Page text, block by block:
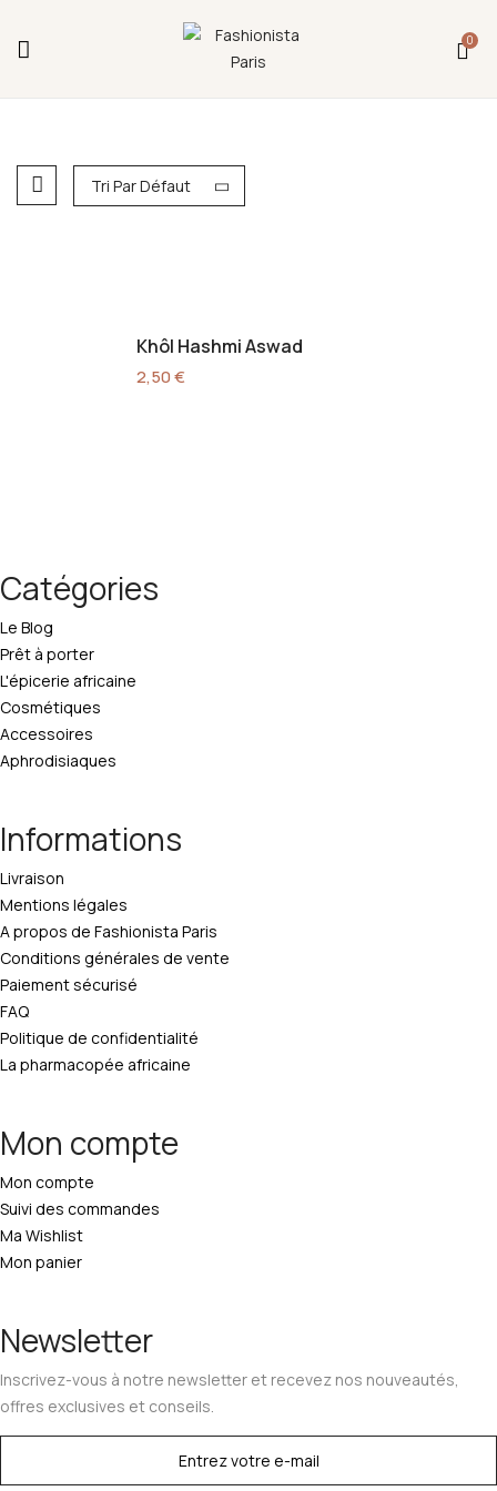
0
Tri Par Défaut
Khôl Hashmi Aswad
2,50€
Catégories
Le Blog
Prêt à porter
L'épicerie africaine
Cosmétiques
Accessoires
Aphrodisiaques
Informations
Livraison
Mentions légales
A propos de Fashionista Paris
Conditions générales de vente
Paiement sécurisé
FAQ
Politique de confidentialité
La pharmacopée africaine
Mon compte
Mon compte
Suivi des commandes
Ma Wishlist
Mon panier
Newsletter
Inscrivez-vous à notre newsletter et recevez nos nouveautés,
offres exclusives et conseils.
Fermeture annuelle du 17 juillet 16h au 12 août.
L'ajout au panier est indisponible et aucune
commande ni remise en main propre ne sera